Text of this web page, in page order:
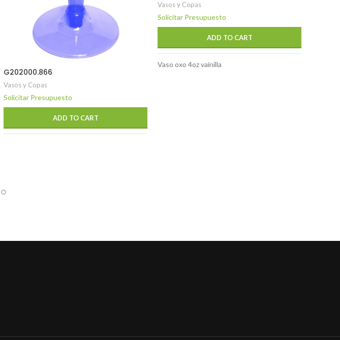
G202000.866
Vasos y Copas
Solicitar Presupuesto
ADD TO CART
Vasos y Copas
Solicitar Presupuesto
ADD TO CART
Vaso oxo 4oz vainilla